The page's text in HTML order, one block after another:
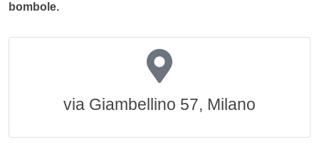
bombole.
via Giambellino 57, Milano